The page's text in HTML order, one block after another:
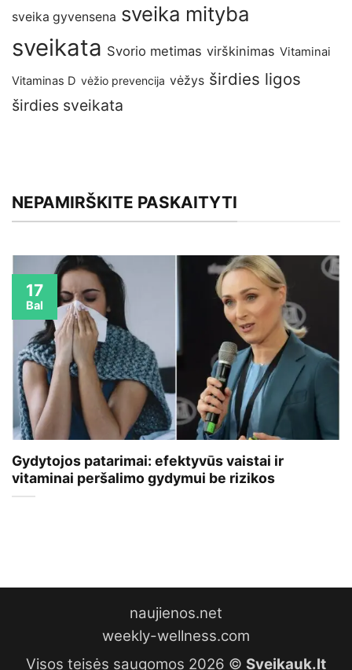
sveika gyvensena sveika mityba
sveikata Svorio metimas virškinimas Vitaminai
Vitaminas D vėžio prevencija vėžys širdies ligos
širdies sveikata
NEPAMIRŠKITE PASKAITYTI
Gydytojos patarimai: efektyvūs vaistai ir
vitaminai peršalimo gydymui be rizikos
17
Bal
naujienos.net
weekly-wellness.com
Visos teisės saugomos 2026 © Sveikauk.lt